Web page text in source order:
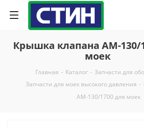
Крышка клапана АМ-130/
моек
Главная - Каталог - Запчасти для
Запчасти для моек высокого давления -
АМ-130/1700 для моек